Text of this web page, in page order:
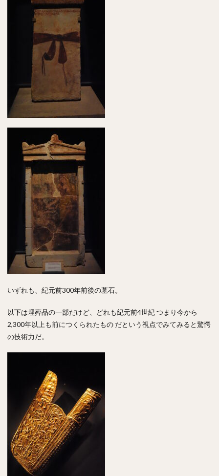
いずれも、紀元前300年前後の墓石。
以下は埋葬品の一部だけど、どれも紀元前4世紀 つまり今から
2,300年以上も前につくられたもの だという視点でみてみると驚愕
の技術力だ。